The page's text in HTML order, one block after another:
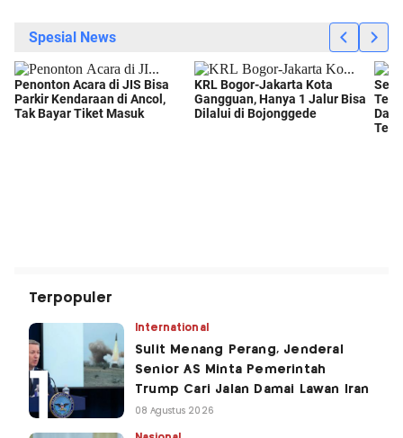
Terpopuler
International
Sulit Menang Perang, Jenderal
Senior AS Minta Pemerintah
Trump Cari Jalan Damai Lawan Iran
08 Agustus 2026